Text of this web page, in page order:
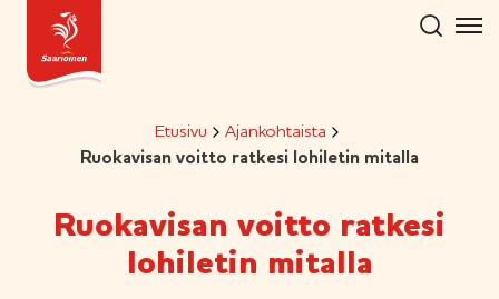
Hyppää
sisältöön
Etusivu
Ajankohtaista
Ruokavisan voitto ratkesi lohiletin mitalla
Ruokavisan voitto ratkesi
lohiletin mitalla